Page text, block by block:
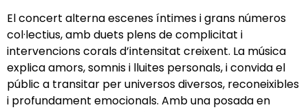
El concert alterna escenes íntimes i grans números
col·lectius, amb duets plens de complicitat i
intervencions corals d’intensitat creixent. La música
explica amors, somnis i lluites personals, i convida el
públic a transitar per universos diversos, reconeixibles
i profundament emocionals. Amb una posada en